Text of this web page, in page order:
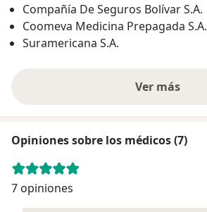
Compañía De Seguros Bolívar S.A.
Coomeva Medicina Prepagada S.A.
Suramericana S.A.
Ver más
Opiniones sobre los médicos (7)
7 opiniones